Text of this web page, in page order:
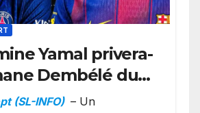
Yamal privera-
Dembélé du
?
(SL-INFO) – Un